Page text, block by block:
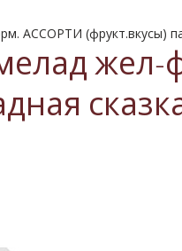
АССОРТИ (фрукт.вкусы)
жел-